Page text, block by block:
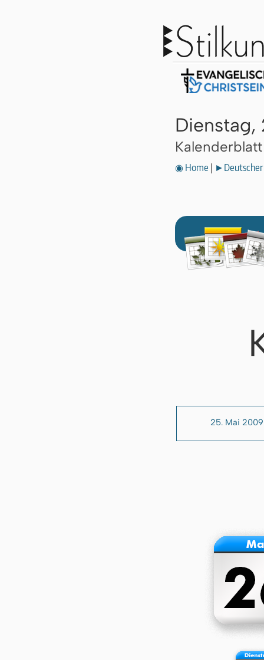
◉ Home ►Deutscher
25. Mai 2009